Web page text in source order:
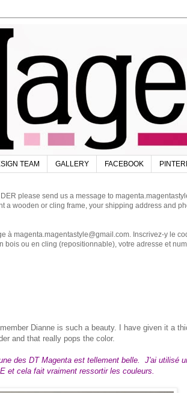
TEAM GALLERY FACEBOOK
please send us a message to
a wooden or cling frame, your shipping address and
à magenta.magentastyle@gmail.com. Inscrivez-y le
ou en cling (repositionnable), votre adresse et
Dianne is such a beauty. I have given it a
and that really pops the color.
des DT Magenta est tellement belle. J'ai utilisé
et cela fait vraiment ressortir les couleurs.